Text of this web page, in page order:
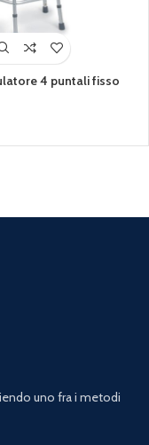
4 puntali fisso
uno fra i metodi